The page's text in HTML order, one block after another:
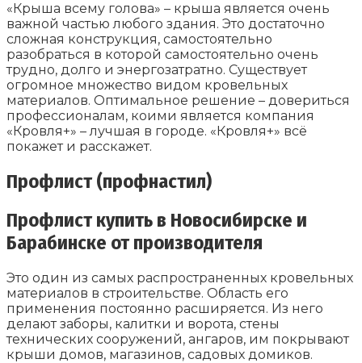
«Крыша всему голова» – крыша является очень
важной частью любого здания. Это достаточно
сложная конструкция, самостоятельно
разобраться в которой самостоятельно очень
трудно, долго и энергозатратно. Существует
огромное множество видом кровельных
материалов. Оптимальное решение – довериться
профессионалам, коими является компания
«Кровля+» – лучшая в городе. «Кровля+» всё
покажет и расскажет.
Профлист (профнастил)
Профлист купить в Новосибирске и
Барабинске от производителя
Это один из самых распространенных кровельных
материалов в строительстве. Область его
применения постоянно расширяется. Из него
делают заборы, калитки и ворота, стены
технических сооружений, ангаров, им покрывают
крыши домов, магазинов, садовых домиков.